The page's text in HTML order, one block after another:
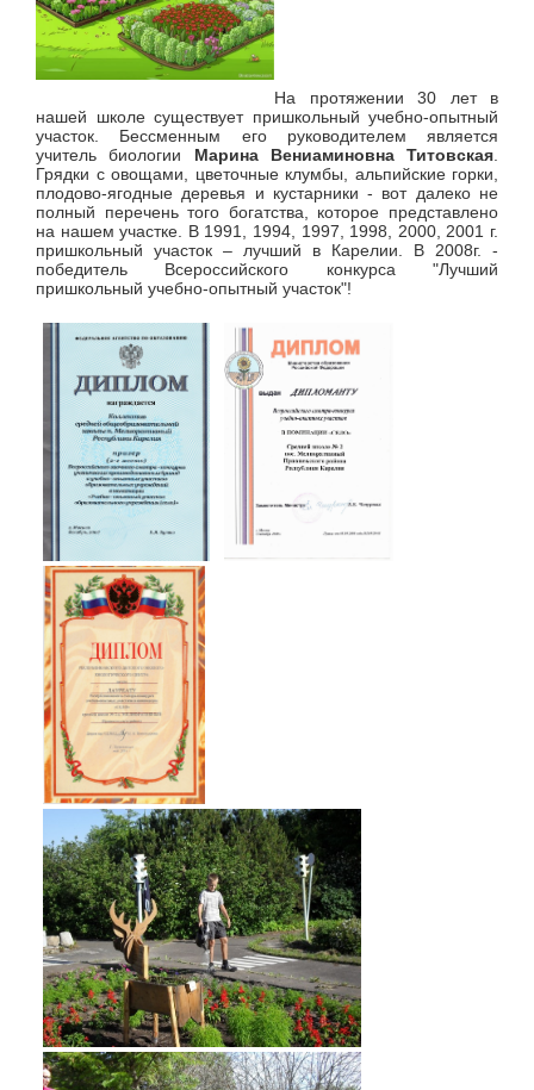
На протяжении 30 лет в
нашей школе существует пришкольный учебно-опытный
участок. Бессменным его руководителем является
учитель биологии Марина Вениаминовна Титовская
Грядки с овощами, цветочные клумбы, альпийские горки,
плодово-ягодные деревья и кустарники - вот далеко не
полный перечень того богатства, которое представлено
на нашем участке. В 1991, 1994, 1997, 1998, 2000, 2001 г.
пришкольный участок – лучший в Карелии. В 2008г. -
победитель Всероссийского конкурса "Лучший
пришкольный учебно-опытный участок"!